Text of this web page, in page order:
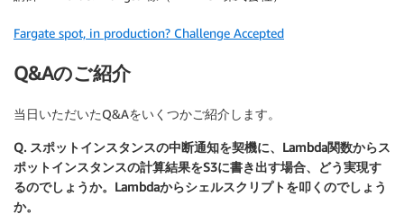
Fargate spot, in production? Challenge Accepted
Q&Aのご紹介
当日いただいたQ&Aをいくつかご紹介します。
Q. スポットインスタンスの中断通知を契機に、Lambda関数からス
ポットインスタンスの計算結果をS3に書き出す場合、どう実現す
るのでしょうか。Lambdaからシェルスクリプトを叩くのでしょう
か。